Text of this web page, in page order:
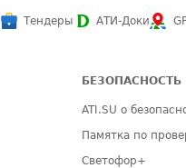
Тендеры АТИ-Доки
БЕЗОПАСНОСТЬ
ATI.SU о
Памятка по
Светофор+